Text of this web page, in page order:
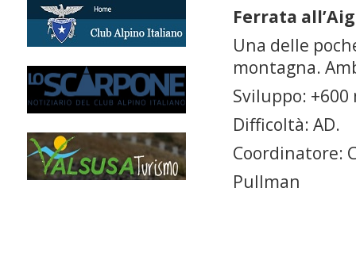
Ferrata
Una delle
montagna.
Sviluppo: +600
Difficoltà: AD.
Coordinatore:
Pullman